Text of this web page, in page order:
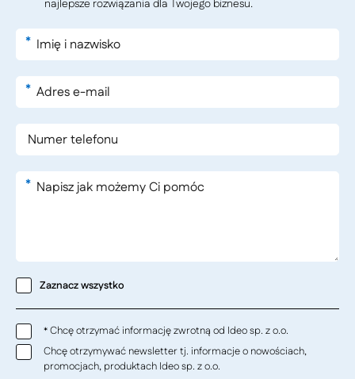
najlepsze rozwiązania dla Twojego biznesu.
*
*
*
Zaznacz wszystko
*Chcę otrzymać informację zwrotną od Ideo sp. z o.o.
Chcę otrzymywać newsletter tj. informacje o nowościach,
promocjach, produktach Ideo sp. z o.o.